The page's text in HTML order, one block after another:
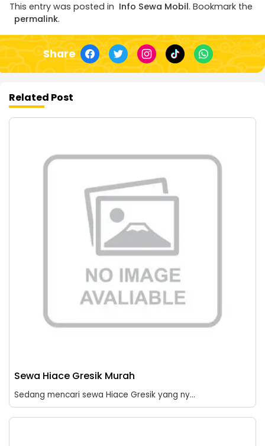
This entry was posted in Info Sewa Mobil. Bookmark the
permalink.
Share
Related Post
Sewa Hiace Gresik Murah
Sedang mencari sewa Hiace Gresik yang ny...